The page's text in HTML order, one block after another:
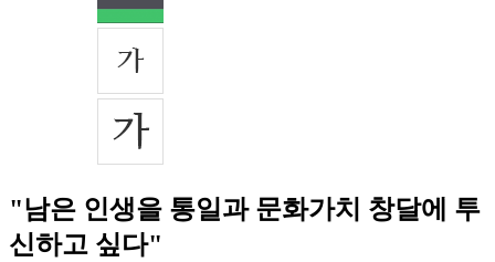
"남은 인생을 통일과 문화가치 창달에 투
신하고 싶다"